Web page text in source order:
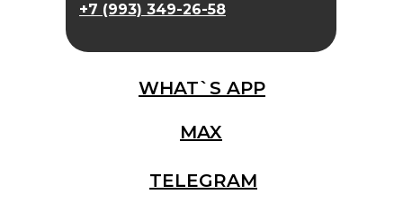
MAX
TELEGRAM
WHAT`S APP
+7 (993) 349-26-58